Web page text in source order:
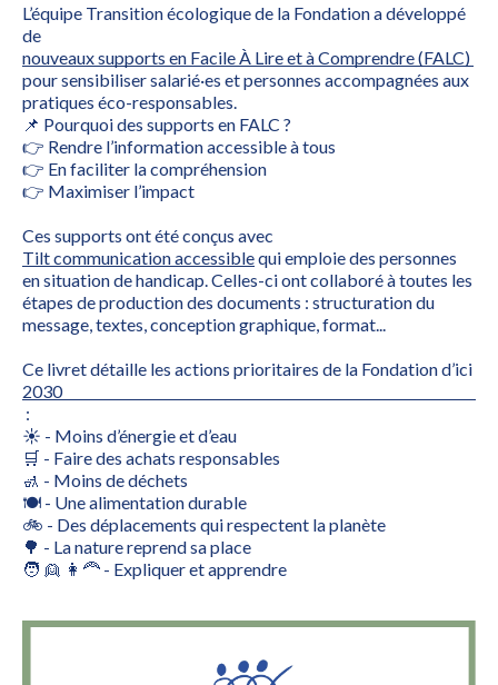
L’équipe Transition écologique de la Fondation a développé
de
nouveaux supports en Facile À Lire et à Comprendre (FALC)
pour sensibiliser salarié·es et personnes accompagnées aux
pratiques éco-responsables.
📌 Pourquoi des supports en FALC ?
👉 Rendre l’information accessible à tous
👉 En faciliter la compréhension
👉 Maximiser l’impact
Ces supports ont été conçus avec
Tilt communication accessiblequi emploie des personnes
en situation de handicap. Celles-ci ont collaboré à toutes les
étapes de production des documents : structuration du
message, textes, conception graphique, format...
Ce livret détaille les actions prioritaires de la Fondation d’ici
2030
:
☀️ - Moins d’énergie et d’eau
🛒 - Faire des achats responsables
🚮 - Moins de déchets
🍽️ - Une alimentation durable
🚲 - Des déplacements qui respectent la planète
🌳 - La nature reprend sa place
🧑 👱 👩‍🦰 - Expliquer et apprendre